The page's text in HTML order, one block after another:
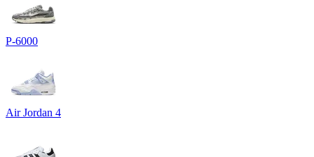
P-6000
Air Jordan 4